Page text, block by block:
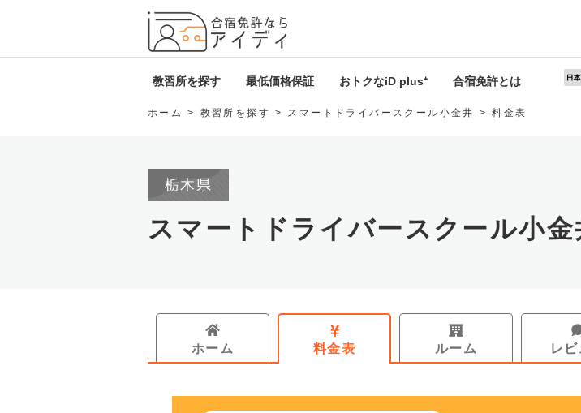
全国厳選の合宿免許プラ
教習所を探す
北海道・東北
東海
中国・四国
九州・沖縄
最低価格保証 おトクなiD plus⁺
iD plus⁺特典
免許応援キャンペーン
合宿免許とは
合宿免許とは
持ち物
お支払いについて
ホーム 教習所を探す スマートドライバースクール小金井 料金表
栃木県
スマートドライバースクール小金
ホーム 料金表 ルーム レビ